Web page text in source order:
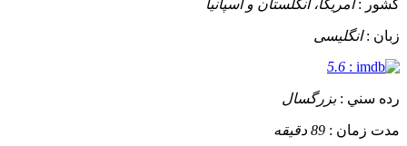
کشور :آمریکا، انگلستان و اسپانیا
زبان :انگلیسی
:
5.6
رده سني :بزرگسال
مدت زمان : 89 دقیقه